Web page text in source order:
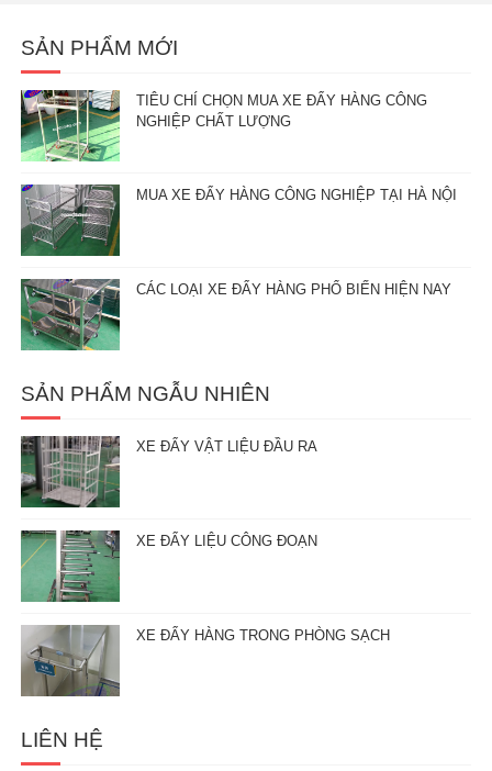
SẢN PHẨM MỚI
TIÊU CHÍ CHỌN MUA XE ĐẨY HÀNG CÔNG
NGHIỆP CHẤT LƯỢNG
MUA XE ĐẨY HÀNG CÔNG NGHIỆP TẠI HÀ NỘI
CÁC LOẠI XE ĐẨY HÀNG PHỔ BIẾN HIỆN NAY
SẢN PHẨM NGẪU NHIÊN
XE ĐẨY VẬT LIỆU ĐẦU RA
XE ĐẨY LIỆU CÔNG ĐOẠN
XE ĐẨY HÀNG TRONG PHÒNG SẠCH
LIÊN HỆ